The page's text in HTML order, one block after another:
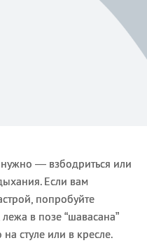
нужно — взбодриться или
Если вам
попробуйте
в позе “шавасана”
стуле или в кресле.